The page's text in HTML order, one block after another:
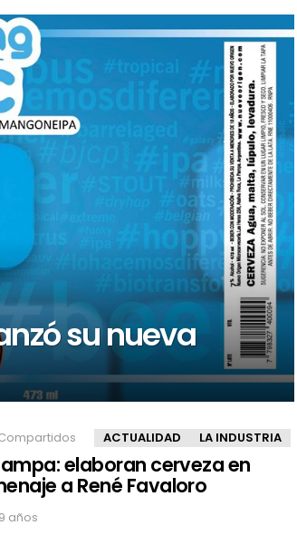
su nueva
ACTUALIDAD LA INDUSTRIA
elaboran cerveza en
a René Favaloro
años